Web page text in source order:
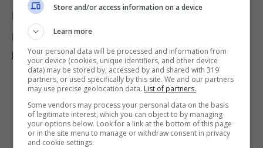
può essere migliorata. Infatti per fortuna,
passo dopo passo, ci stiamo arrivando. Ecco
le ultime news.
Store and/or access information on a device
Learn more
Your personal data will be processed and information from
your device (cookies, unique identifiers, and other device
data) may be stored by, accessed by and shared with 319
partners, or used specifically by this site. We and our partners
may use precise geolocation data. List of partners.
Some vendors may process your personal data on the basis
of legitimate interest, which you can object to by managing
your options below. Look for a link at the bottom of this page
or in the site menu to manage or withdraw consent in privacy
and cookie settings.